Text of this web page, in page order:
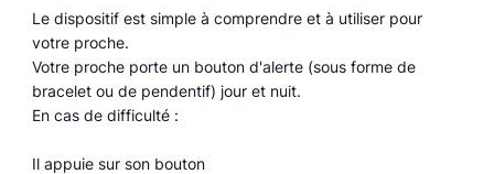
Le dispositif est simple à comprendre et à utiliser pour
votre proche.
Votre proche porte un bouton d'alerte (sous forme de
bracelet ou de pendentif) jour et nuit.
En cas de difficulté :
Il appuie sur son bouton